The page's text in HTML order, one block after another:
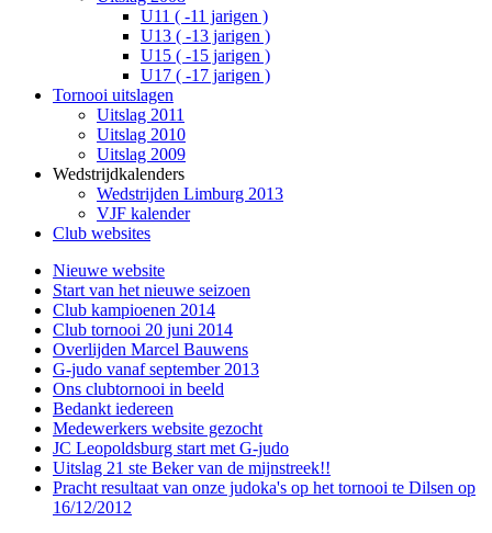
U11 ( -11 jarigen )
U13 ( -13 jarigen )
U15 ( -15 jarigen )
U17 ( -17 jarigen )
Tornooi uitslagen
Uitslag 2011
Uitslag 2010
Uitslag 2009
Wedstrijdkalenders
Wedstrijden Limburg 2013
VJF kalender
Club websites
Nieuwe website
Start van het nieuwe seizoen
Club kampioenen 2014
Club tornooi 20 juni 2014
Overlijden Marcel Bauwens
G-judo vanaf september 2013
Ons clubtornooi in beeld
Bedankt iedereen
Medewerkers website gezocht
JC Leopoldsburg start met G-judo
Uitslag 21 ste Beker van de mijnstreek!!
Pracht resultaat van onze judoka's op het tornooi te Dilsen op
16/12/2012